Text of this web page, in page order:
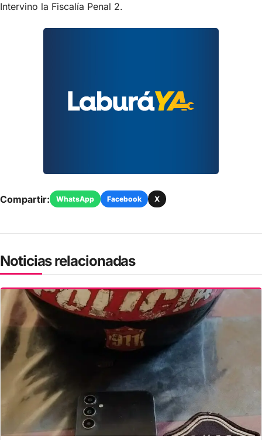
Intervino la Fiscalía Penal 2.
Compartir: WhatsApp Facebook X
Noticias relacionadas